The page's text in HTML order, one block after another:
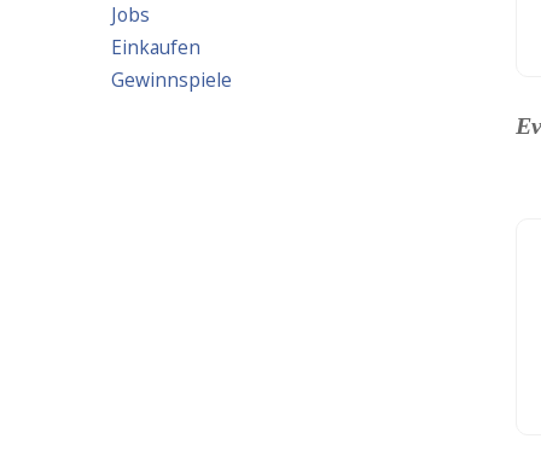
Jobs
Einkaufen
Gewinnspiele